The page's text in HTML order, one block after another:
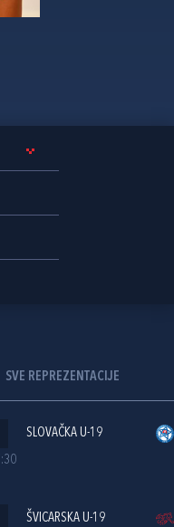
SVE REPREZENTACIJE
SLOVAČKA U-19
ŠVICARSKA U-19